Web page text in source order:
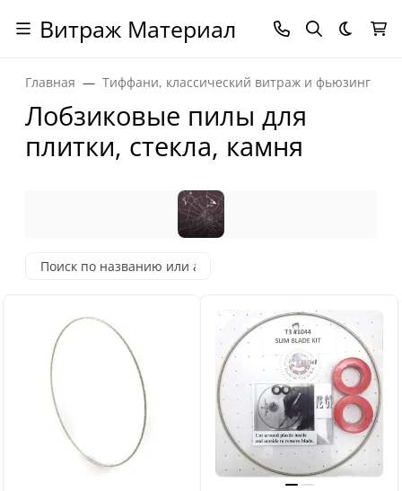
Витраж Материал Темная
Главная Тиффани, классический витраж и фьюзинг
Лобзиковые пилы для
плитки, стекла, камня